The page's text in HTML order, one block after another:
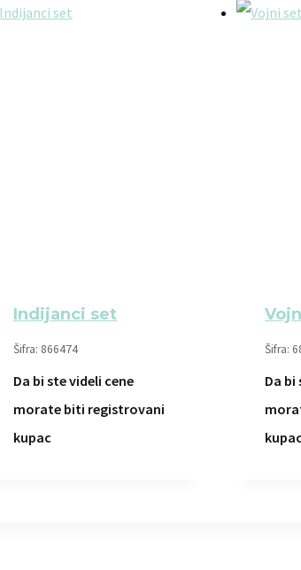
Indijanci set
Šifra: 866474
Da bi ste videli cene
morate biti registrovani
kupac
Šifra:
Da bi
kupac